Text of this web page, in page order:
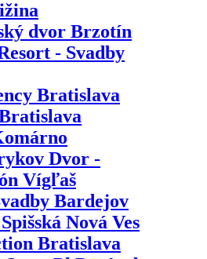
dvor Brzotín
- Svadby
Bratislava
Dvor -
Vígľaš
Bardejov
Nová Ves
Bratislava